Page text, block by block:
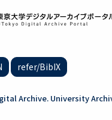
refer/BibIX
Archive. University